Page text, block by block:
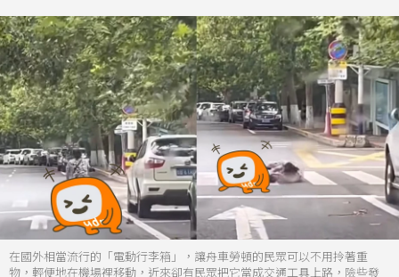
在國外相當流行的「電動行李箱」，讓舟車勞頓的民眾可以不用拎著重
物，輕便地在機場裡移動，近來卻有民眾把它當成交通工具上路，險些發